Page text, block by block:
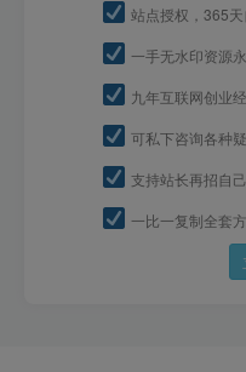
站点授权，365
一手无水印资源
九年互联网创业
可私下咨询各种
支持站长再招自
一比一复制全套